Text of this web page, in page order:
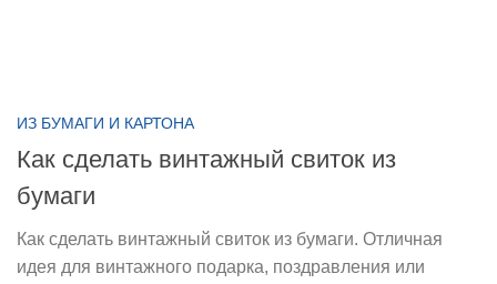
ИЗ БУМАГИ И КАРТОНА
Как сделать винтажный свиток из
бумаги
Как сделать винтажный свиток из бумаги. Отличная
идея для винтажного подарка, поздравления или